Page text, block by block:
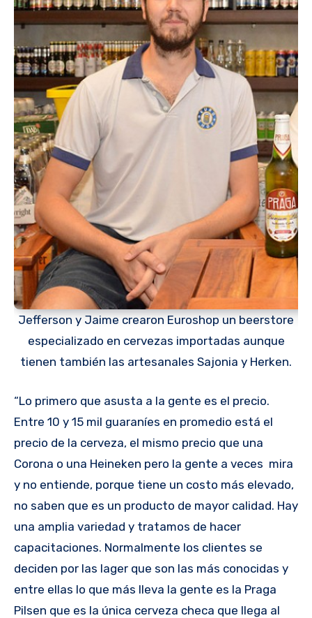
Jefferson y Jaime crearon Euroshop un beerstore
especializado en cervezas importadas aunque
tienen también las artesanales Sajonia y Herken.
“Lo primero que asusta a la gente es el precio.
Entre 10 y 15 mil guaraníes en promedio está el
precio de la cerveza, el mismo precio que una
Corona o una Heineken pero la gente a veces mira
y no entiende, porque tiene un costo más elevado,
no saben que es un producto de mayor calidad. Hay
una amplia variedad y tratamos de hacer
capacitaciones. Normalmente los clientes se
deciden por las lager que son las más conocidas y
entre ellas lo que más lleva la gente es la Praga
Pilsen que es la única cerveza checa que llega al